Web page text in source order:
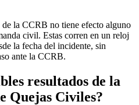
la CCRB no tiene efecto alguno
civil. Estas corren en un reloj
la fecha del incidente, sin
ante la CCRB.
resultados de la
Quejas Civiles?